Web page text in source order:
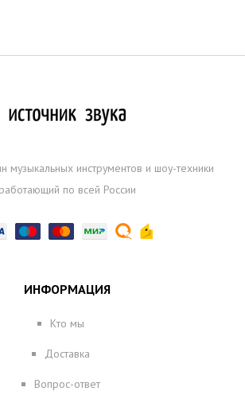
музыкальных инструментов и шоу-техники
работающий по всей России
ИНФОРМАЦИЯ
Кто мы
Доставка
Вопрос-ответ